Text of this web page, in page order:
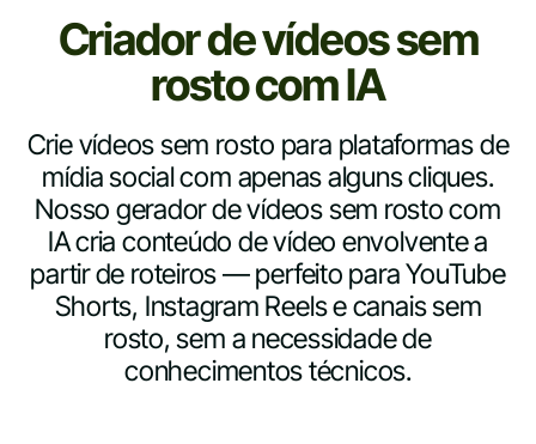
Criador de vídeos sem
rosto com IA
Crie vídeos sem rosto para plataformas de
mídia social com apenas alguns cliques.
Nosso gerador de vídeos sem rosto com
IA cria conteúdo de vídeo envolvente a
partir de roteiros — perfeito para YouTube
Shorts, Instagram Reels e canais sem
rosto, sem a necessidade de
conhecimentos técnicos.